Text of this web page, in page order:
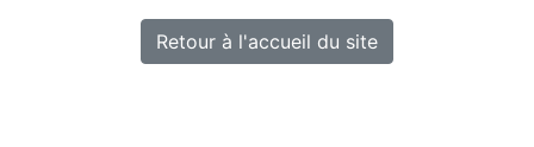
Retour à l'accueil du site